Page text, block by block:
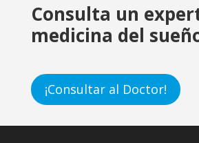
Consulta un
medicina del
¡Consultar al Doctor!